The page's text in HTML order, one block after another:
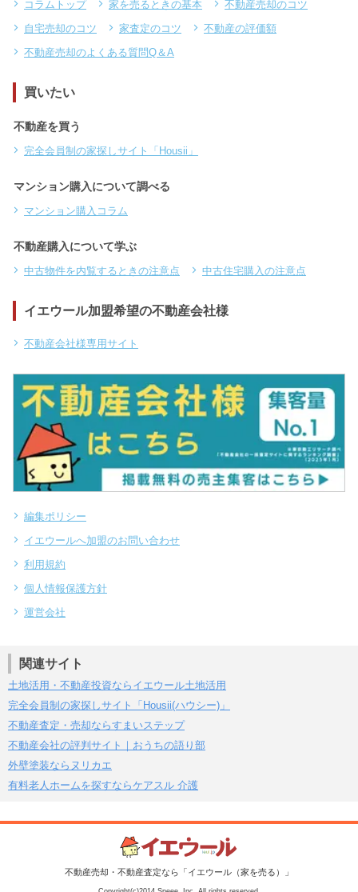
コラムトップ 家を売るときの基本
不動産売却のコツ
自宅売却のコツ
家査定のコツ
不動産の評価額
不動産売却のよくある質問Q＆A
買いたい
不動産を買う
完全会員制の家探しサイト「Housii」
マンション購入について調べる
マンション購入コラム
不動産購入について学ぶ
中古物件を内覧するときの注意点 中古住宅購入の注意点
イエウール加盟希望の不動産会社様
不動産会社様専用サイト
編集ポリシー
イエウールへ加盟のお問い合わせ
利用規約
個人情報保護方針
運営会社
関連サイト
土地活用・不動産投資ならイエウール土地活用
完全会員制の家探しサイト「Housii(ハウシー)」
不動産査定・売却ならすまいステップ
不動産会社の評判サイト｜おうちの語り部
外壁塗装ならヌリカエ
有料老人ホームを探すならケアスル 介護
不動産売却・不動産査定なら「イエウール（家を売る）」